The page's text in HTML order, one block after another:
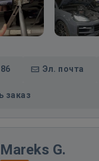
Эл. почта
заказ
Mareks G.